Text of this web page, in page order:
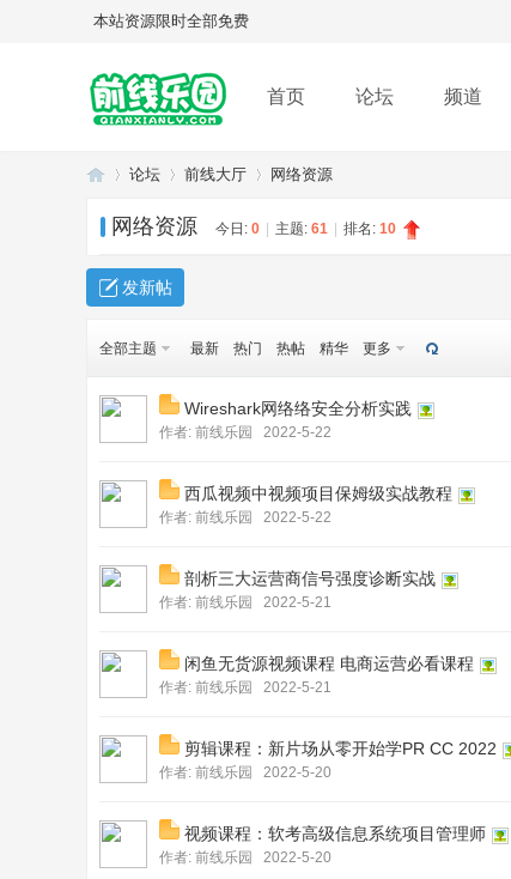
本站资源限时全部免费
首页 论坛 频道
Q »
论坛 前线大厅 网络资源
网络资源 今日: 0 主题: 61 排名: 10
发新帖
全部主题 最新 热门 热帖 精华 更多
Wireshark网络络安全分析实践
作者: 前线乐园 2022-5-22
西瓜视频中视频项目保姆级实战教程
作者: 前线乐园 2022-5-22
剖析三大运营商信号强度诊断实战
作者: 前线乐园 2022-5-21
闲鱼无货源视频课程 电商运营必看课程
作者: 前线乐园 2022-5-21
剪辑课程：新片场从零开始学PR CC 2022
作者: 前线乐园 2022-5-20
视频课程：软考高级信息系统项目管理师
作者: 前线乐园 2022-5-20